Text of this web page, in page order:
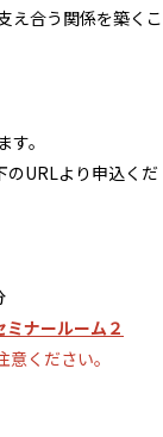
え合う関係を築くこ
。
のURLより申込くだ
ナールーム２
ください。